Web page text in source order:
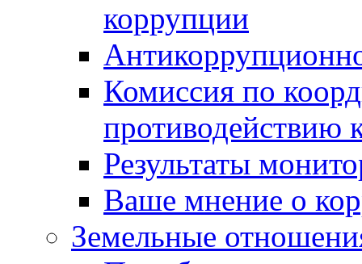
коррупции
Комиссия по
противодействию
Результаты
Ваше мнение о
Земельные